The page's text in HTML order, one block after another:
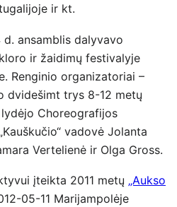
ir kt.
d. ansamblis dalyvavo
ir žaidimų festivalyje
Renginio organizatoriai –
dvidešimt trys 8-12 metų
Choreografijos
vadovė Jolanta
Vertelienė ir Olga Gross.
įteikta 2011 metų „Aukso
05-11 Marijampolėje